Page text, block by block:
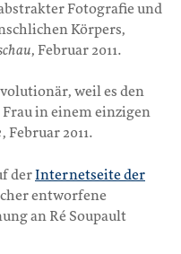
Fotografie und
Körpers,
, Februar 2011.
weil es den
in einem einzigen
, Februar 2011.
derInternetseite der
entworfene
an Ré Soupault